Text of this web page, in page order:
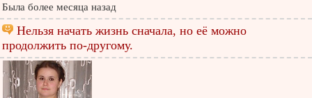
Была более месяца назад
Нельзя начать жизнь сначала, но её можно
продолжить по-другому.